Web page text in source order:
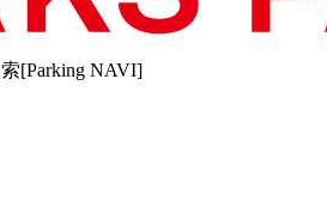
[Parking NAVI]